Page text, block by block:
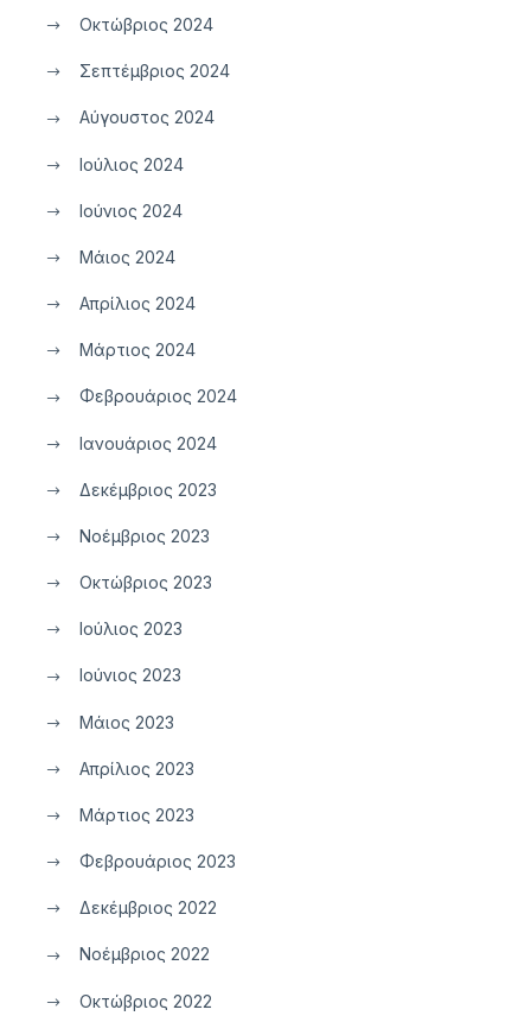
Οκτώβριος 2024
Σεπτέμβριος 2024
Αύγουστος 2024
Ιούλιος 2024
Ιούνιος 2024
Μάιος 2024
Απρίλιος 2024
Μάρτιος 2024
Φεβρουάριος 2024
Ιανουάριος 2024
Δεκέμβριος 2023
Νοέμβριος 2023
Οκτώβριος 2023
Ιούλιος 2023
Ιούνιος 2023
Μάιος 2023
Απρίλιος 2023
Μάρτιος 2023
Φεβρουάριος 2023
Δεκέμβριος 2022
Νοέμβριος 2022
Οκτώβριος 2022